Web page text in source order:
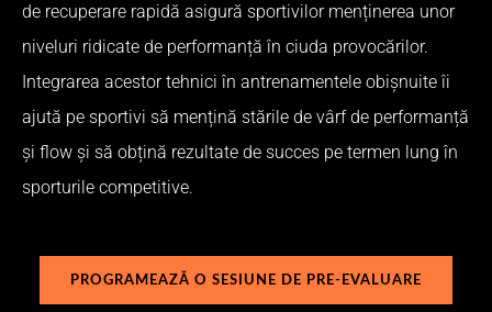
de recuperare rapidă asigură sportivilor menținerea unor
niveluri ridicate de performanță în ciuda provocărilor.
Integrarea acestor tehnici în antrenamentele obișnuite îi
ajută pe sportivi să mențină stările de vârf de performanță
și flow și să obțină rezultate de succes pe termen lung în
sporturile competitive.
PROGRAMEAZĂ O SESIUNE DE PRE-EVALUARE